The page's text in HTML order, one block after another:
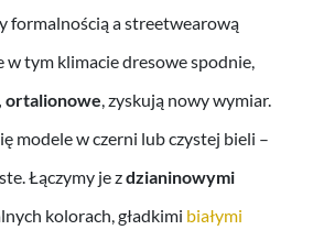
formalnością a streetwearową
w tym klimacie dresowe spodnie,
ortalionowe, zyskują nowy wymiar.
modele w czerni lub czystej bieli –
Łączymy je zdzianinowymi
kolorach, gładkimi białymi